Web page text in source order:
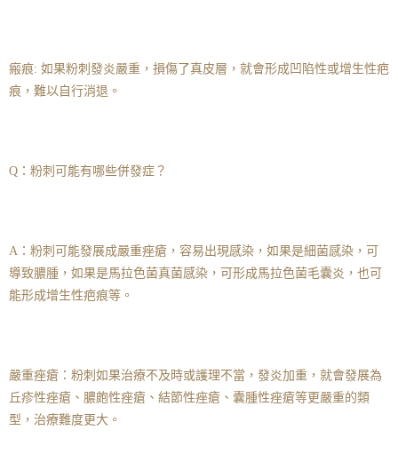
瘢痕: 如果粉刺發炎嚴重，損傷了真皮層，就會形成凹陷性或增生性疤
痕，難以自行消退。
Q：粉刺可能有哪些併發症？
A：粉刺可能發展成嚴重痤瘡，容易出現感染，如果是細菌感染，可
導致膿腫，如果是馬拉色菌真菌感染，可形成馬拉色菌毛囊炎，也可
能形成增生性疤痕等。
嚴重痤瘡：粉刺如果治療不及時或護理不當，發炎加重，就會發展為
丘疹性痤瘡、膿皰性痤瘡、結節性痤瘡、囊腫性痤瘡等更嚴重的類
型，治療難度更大。